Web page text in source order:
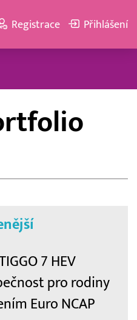
Registrace Přihlášení
7 HEV
pro rodiny
Euro NCAP